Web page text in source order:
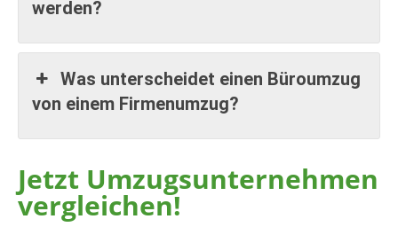
werden?
Was unterscheidet einen Büroumzug
von einem Firmenumzug?
Jetzt Umzugsunternehmen
vergleichen!